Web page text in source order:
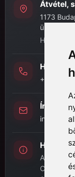
Átvétel,
1173
üzlet
H-P: 8:00
Hívj
+36 (20)
Írj
info@hifi-
Hifi